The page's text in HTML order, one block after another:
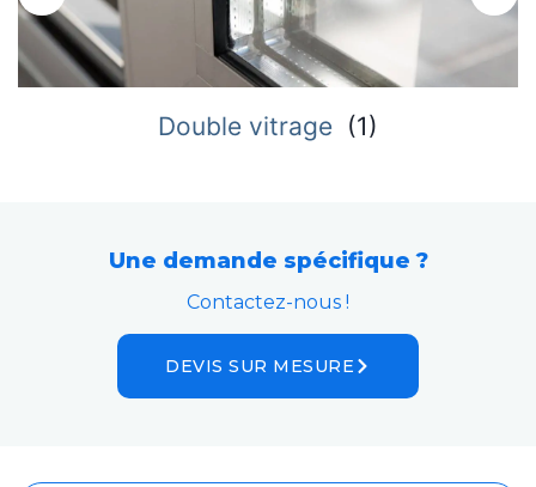
Double vitrage (1)
Une demande spécifique ?
Contactez-nous !
DEVIS SUR MESURE